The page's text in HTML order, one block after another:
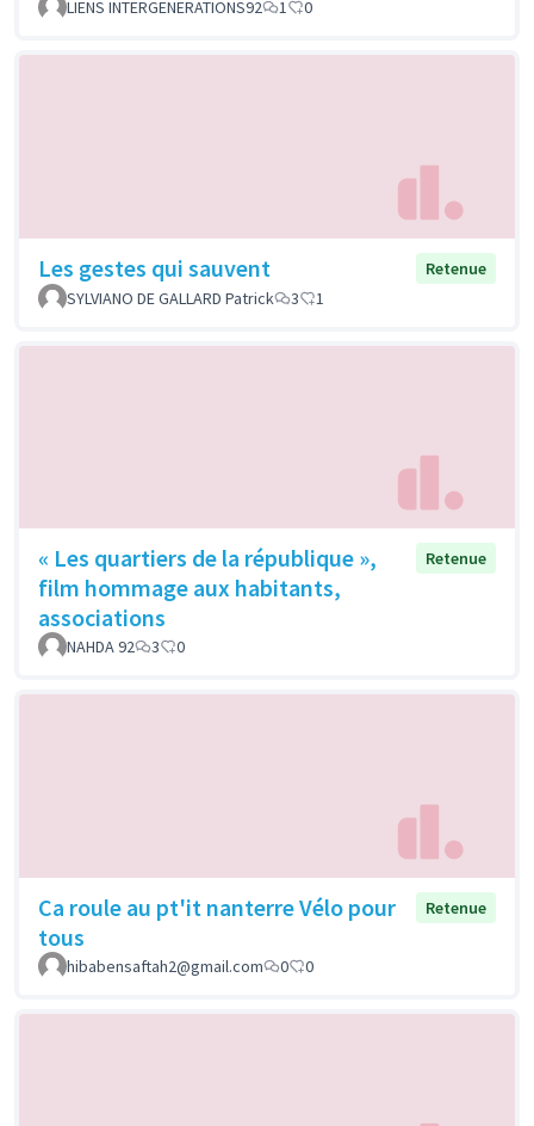
LIENS INTERGENERATIONS92 1 0
Les gestes qui sauvent
Retenue
SYLVIANO DE GALLARD Patrick
3 1
« Les quartiers de la république »,
film hommage aux habitants,
associations
Retenue
NAHDA 92 3 0
Ca roule au pt'it nanterre Vélo pour
tous
Retenue
hibabensaftah2@gmail.com 0 0